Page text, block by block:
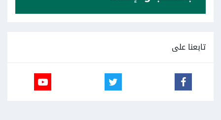
تابعنا على